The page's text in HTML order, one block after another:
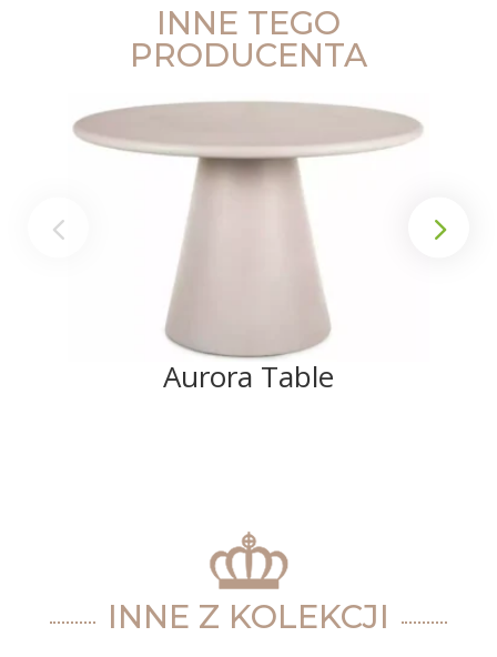
INNE TEGO
PRODUCENTA
Aurora Table
INNE Z KOLEKCJI